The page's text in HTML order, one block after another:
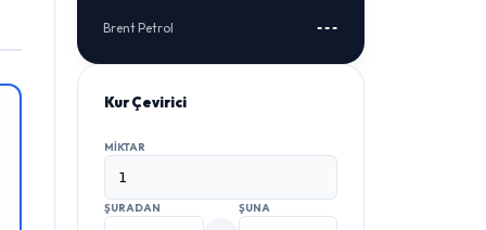
Brent Petrol ---
Kur Çevirici
MIKTAR
ŞURADAN ŞUNA